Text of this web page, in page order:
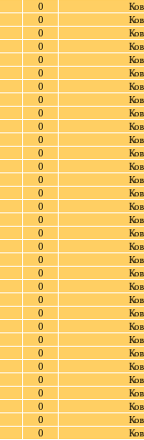
0
0
0
0
0
0
0
0
0
0
0
0
0
0
0
0
0
0
0
0
0
0
0
0
0
0
0
0
0
0
0
0
0